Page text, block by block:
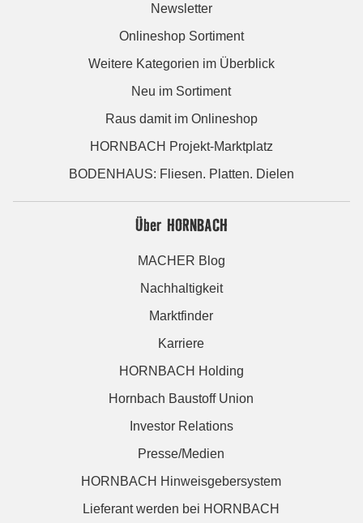
Newsletter
Onlineshop Sortiment
Weitere Kategorien im Überblick
Neu im Sortiment
Raus damit im Onlineshop
HORNBACH Projekt-Marktplatz
BODENHAUS: Fliesen. Platten. Dielen
Über HORNBACH
MACHER Blog
Nachhaltigkeit
Marktfinder
Karriere
HORNBACH Holding
Hornbach Baustoff Union
Investor Relations
Presse/Medien
HORNBACH Hinweisgebersystem
Lieferant werden bei HORNBACH